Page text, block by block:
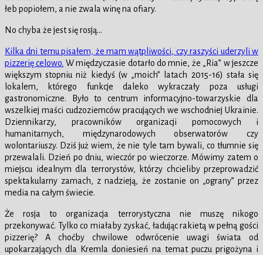
łeb popiołem, a nie zwala winę na ofiary.
No chyba że jest się rosją…
Kilka dni temu pisałem, że mam wątpliwości, czy raszyści uderzyli w
pizzerię celowo. W międzyczasie dotarło do mnie, że „Ria” w jeszcze
większym stopniu niż kiedyś (w „moich” latach 2015-16) stała się
lokalem, którego funkcje daleko wykraczały poza usługi
gastronomiczne. Było to centrum informacyjno-towarzyskie dla
wszelkiej maści cudzoziemców pracujących we wschodniej Ukrainie.
Dziennikarzy, pracowników organizacji pomocowych i
humanitarnych, międzynarodowych obserwatorów czy
wolontariuszy. Dziś już wiem, że nie tyle tam bywali, co tłumnie się
przewalali. Dzień po dniu, wieczór po wieczorze. Mówimy zatem o
miejscu idealnym dla terrorystów, którzy chcieliby przeprowadzić
spektakularny zamach, z nadzieją, że zostanie on „ograny” przez
media na całym świecie.
Że rosja to organizacja terrorystyczna nie muszę nikogo
przekonywać. Tylko co miałaby zyskać, ładując rakietą w pełną gości
pizzerię? A choćby chwilowe odwrócenie uwagi świata od
upokarzających dla Kremla doniesień na temat puczu prigożyna i